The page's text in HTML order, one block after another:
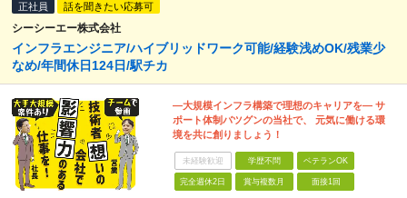
正社員 話を聞きたい応募可
シーシーエー株式会社
インフラエンジニア/ハイブリッドワーク可能/経験浅めOK/残業少
なめ/年間休日124日/駅チカ
―大規模インフラ構築で理想のキャリアを― サ
ポート体制バツグンの当社で、 元気に働ける環
境を共に創りましょう！
未経験歓迎 学歴不問 ベテランOK
完全週休2日 賞与複数月 面接1回